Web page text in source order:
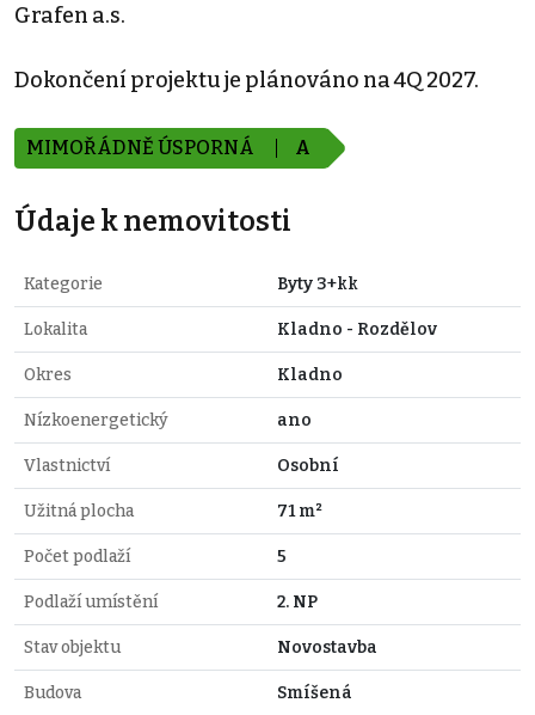
Grafen a.s.
Dokončení projektu je plánováno na 4Q 2027.
MIMOŘÁDNĚ ÚSPORNÁ A
Údaje k nemovitosti
Kategorie Byty 3+kk
Lokalita Kladno - Rozdělov
Okres Kladno
Nízkoenergetický ano
Vlastnictví Osobní
Užitná plocha 71 m²
Počet podlaží 5
Podlaží umístění 2. NP
Stav objektu Novostavba
Budova Smíšená